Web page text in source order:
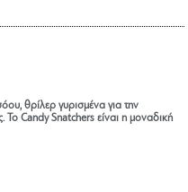
θρίλερ γυρισμένα για την
Το Candy Snatchers είναι η μοναδική